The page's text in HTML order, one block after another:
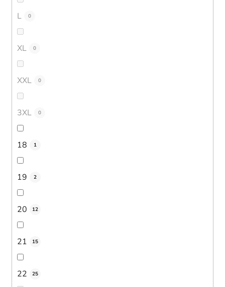
L 0
XL 0
XXL 0
3XL 0
18 1
19 2
20 12
21 15
22 25